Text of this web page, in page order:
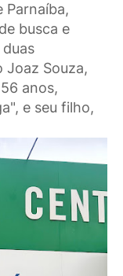
Parnaíba,
busca e
Joaz Souza,
anos,
e seu filho,